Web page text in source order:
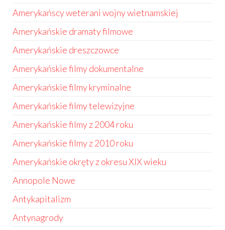
Amerykańscy weterani wojny wietnamskiej
Amerykańskie dramaty filmowe
Amerykańskie dreszczowce
Amerykańskie filmy dokumentalne
Amerykańskie filmy kryminalne
Amerykańskie filmy telewizyjne
Amerykańskie filmy z 2004 roku
Amerykańskie filmy z 2010 roku
Amerykańskie okręty z okresu XIX wieku
Annopole Nowe
Antykapitalizm
Antynagrody